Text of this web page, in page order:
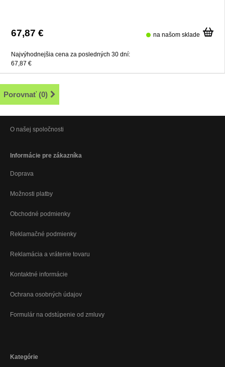
67,87 € na našom sklade
Najvýhodnejšia cena za posledných 30 dní:
67,87 €
Porovnať (0)
O našej spoločnosti
Informácie pre zákazníka
Doprava
Možnosti platby
Obchodné podmienky
Reklamačné podmienky
Reklamácia a vrátenie tovaru
Kontaktné informácie
Ochrana osobných údajov
Formulár na odstúpenie od zmluvy
Kategórie